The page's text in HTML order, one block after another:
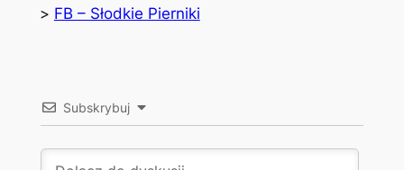
> FB – Słodkie Pierniki
Subskrybuj